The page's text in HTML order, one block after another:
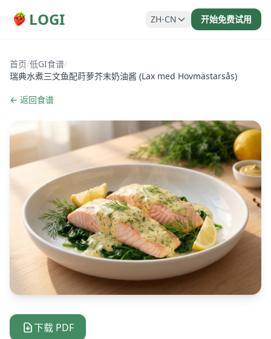
LOGI ZH-CN 开始免费试用
首页/低GI食谱/
瑞典水煮三文鱼配莳萝芥末奶油酱 (Lax med Hovmästarsås)
← 返回食谱
下载 PDF